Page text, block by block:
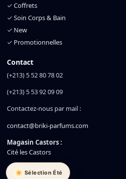
✓ Coffrets
✓ Soin Corps & Bain
✓ New
✓ Promotionnelles
Contact
(+213) 5 52 80 78 02
(+213) 5 53 92 09 09
Contactez-nous par mail :
contact@briki-parfums.com
Magasin Castors :
Cité les Castors
Magasin Akid :
Sélection Été